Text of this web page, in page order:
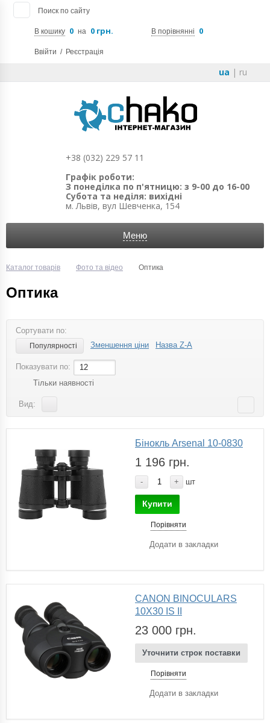
Поиск по сайту
В кошику 0 на 0 грн. В порівнянні 0
Ввійти / Реєстрація
ua | ru
+38 (032) 229 57 11
Графік роботи:
З понеділка по п'ятницю: з 9-00 до 16-00
Субота та неділя: вихідні
м. Львів, вул Шевченка, 154
Меню
Каталог товарів Фото та відео Оптика
Оптика
Сортувати по:
Популярності Зменшення ціни Назва Z-A
Показувати по:
12
Тільки наявності
Вид:
Бінокль Arsenal 10-0830
1 196 грн.
- + шт
Купити
Порівняти
Додати в закладки
CANON BINOCULARS
10X30 IS II
23 000 грн.
Уточнити строк поставки
Порівняти
Додати в закладки